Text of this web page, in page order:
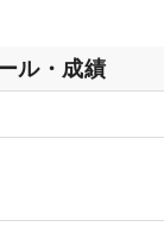
ル・成績